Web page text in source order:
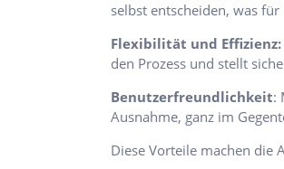
selbst entscheiden, was
Flexibilität und Effizienz:
den Prozess und stellt
Benutzerfreundlichkeit:
Ausnahme, ganz im
Diese Vorteile machen die